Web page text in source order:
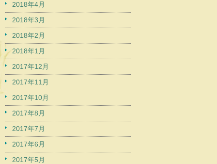
2018年4月
2018年3月
2018年2月
2018年1月
2017年12月
2017年11月
2017年10月
2017年8月
2017年7月
2017年6月
2017年5月